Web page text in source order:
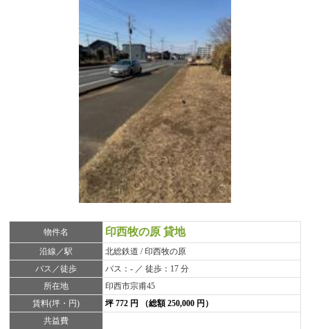
物件名 印西牧の原 貸地
沿線／駅
北総鉄道 / 印西牧の原
バス／徒歩
バス：- ／ 徒歩：17 分
所在地
印西市宗甫45
賃料(坪・円)
坪 772 円 （総額 250,000 円）
共益費